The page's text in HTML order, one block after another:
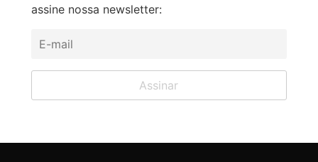
assine nossa newsletter: